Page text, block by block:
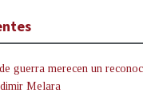
guerra merecen un
Melara